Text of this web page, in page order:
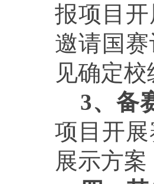
报项目
邀请国
见确定
3、 备
项目开
展示方案